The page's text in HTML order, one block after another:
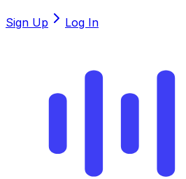
Sign Up Log In